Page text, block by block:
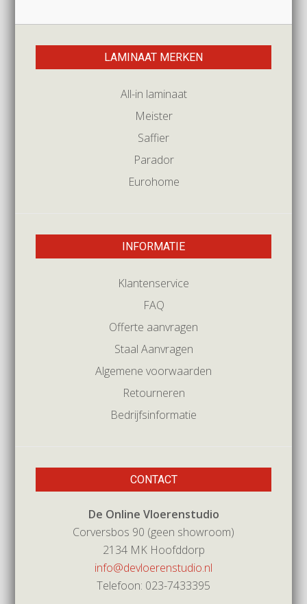
LAMINAAT MERKEN
All-in laminaat
Meister
Saffier
Parador
Eurohome
INFORMATIE
Klantenservice
FAQ
Offerte aanvragen
Staal Aanvragen
Algemene voorwaarden
Retourneren
Bedrijfsinformatie
CONTACT
De Online Vloerenstudio
Corversbos 90 (geen showroom)
2134 MK Hoofddorp
info@devloerenstudio.nl
Telefoon: 023-7433395